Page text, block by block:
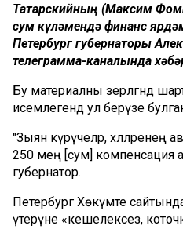
Татарскийның (Максим
сум күләмендә финанс
Петербург губернаторы
телеграмма-каналында
Бу материалны әзерләгәндә
исемлегендә ул берүзе
"Зыян күрүчеләр,
250 мең [сум] компенсация
губернатор.
Петербург Хөкүмәте
үтерүне «кешелексез,